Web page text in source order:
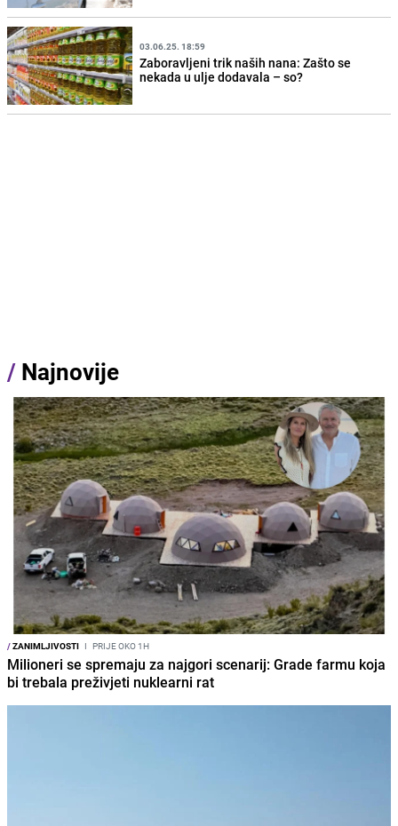
03.06.25. 18:59
Zaboravljeni trik naših nana: Zašto se
nekada u ulje dodavala – so?
/ Najnovije
/ZANIMLJIVOSTI I PRIJE OKO 1H
Milioneri se spremaju za najgori scenarij: Grade farmu koja
bi trebala preživjeti nuklearni rat